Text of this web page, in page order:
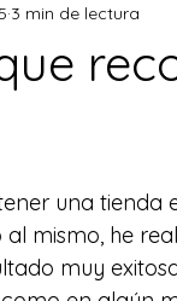
Tecnología
3 min de lectura
una tienda
mismo, he
muy